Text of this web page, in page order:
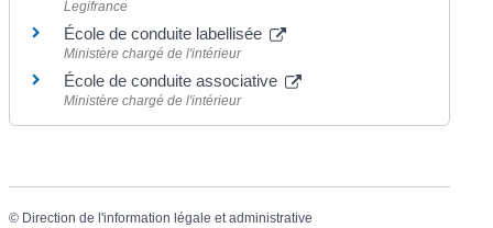
Legifrance
École de conduite labellisée
Ministère chargé de l'intérieur
École de conduite associative
Ministère chargé de l'intérieur
© Direction de l'information légale et administrative